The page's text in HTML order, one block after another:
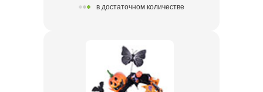
в достаточном количестве